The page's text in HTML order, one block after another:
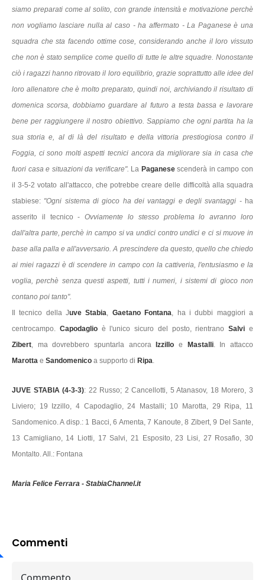
siamo preparati come al solito, con grande intensità e motivazione perchè
non vogliamo lasciare nulla al caso - ha affermato - La Paganese è una
squadra che sta facendo ottime cose, considerando anche il loro vissuto
che non è stato semplice come quello di tutte le altre squadre. Nonostante
ciò i ragazzi hanno ritrovato il loro equilibrio, grazie soprattutto alle idee del
loro allenatore che è molto preparato, quindi noi, archiviando il risultato di
domenica scorsa, dobbiamo guardare al futuro a testa bassa e lavorare
bene per raggiungere il nostro obiettivo. Sappiamo che ogni partita ha la
sua storia e, al di là del risultato e della vittoria prestiogiosa contro il
Foggia, ci sono molti aspetti tecnici ancora da migliorare sia in casa che
fuori casa e situazioni da verificare". La Paganesescenderà in campo con
il 3-5-2 votato all'attacco, che potrebbe creare delle difficoltà alla squadra
stabiese: "Ogni sistema di gioco ha dei vantaggi e degli svantaggi - ha
asserito il tecnico -Ovviamente lo stesso problema lo avranno loro
dall'altra parte, perchè in campo si va undici contro undici e ci si muove in
base alla palla e all'avversario. A prescindere da questo, quello che chiedo
ai miei ragazzi è di scendere in campo con la cattiveria, l'entusiasmo e la
voglia, perchè senza questi aspetti, tutti i numeri, i sistemi di gioco non
contano poi tanto".
Il tecnico della Juve Stabia Gaetano Fontana , ha i dubbi maggiori a
centrocampo. Capodaglio è l'unico sicuro del posto, rientranoSalvi e
Zibert , ma dovrebbero spuntarla ancoraIzzilloe Mastalli. In attacco
Marotta e Sandomenico a supporto di Ripa
JUVE STABIA (4-3-3): 22 Russo; 2 Cancellotti, 5 Atanasov, 18 Morero, 3
Liviero; 19 Izzillo, 4 Capodaglio, 24 Mastalli; 10 Marotta, 29 Ripa, 11
Sandomenico. A disp.: 1 Bacci, 6 Amenta, 7 Kanoute, 8 Zibert, 9 Del Sante,
13 Camigliano, 14 Liotti, 17 Salvi, 21 Esposito, 23 Lisi, 27 Rosafio, 30
Montalto. All.: Fontana
Maria Felice Ferrara - StabiaChannel.it
Commenti